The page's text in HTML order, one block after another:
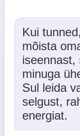
Kui
mõista
iseennast,
minuga
Sul leida
selgust,
energiat.